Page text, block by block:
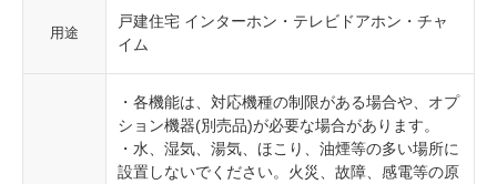
用途
戸建住宅 インターホン・テレビドアホン・チャ
イム
・各機能は、対応機種の制限がある場合や、オプ
ション機器(別売品)が必要な場合があります。
・水、湿気、湯気、ほこり、油煙等の多い場所に
設置しないでください。火災、故障、感電等の原